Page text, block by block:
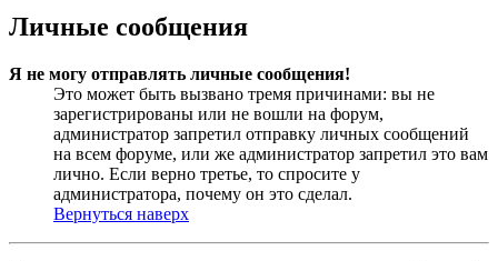
Личные сообщения
Я не могу отправлять личные сообщения!
Это может быть вызвано тремя причинами: вы не
зарегистрированы или не вошли на форум,
администратор запретил отправку личных сообщений
на всем форуме, или же администратор запретил это вам
лично. Если верно третье, то спросите у
администратора, почему он это сделал.
Вернуться наверх